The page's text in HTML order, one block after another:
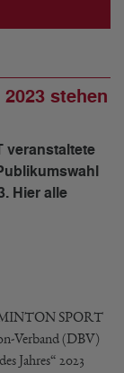
stehen
veranstaltete
Hier alle
SPORT
Verband (DBV)
Jahres“ 2023